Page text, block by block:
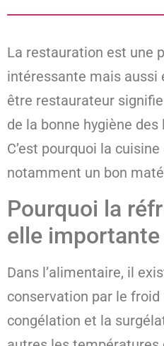
La restauration est une
intéressante mais aussi
être restaurateur
de la bonne hygiène
C’est pourquoi la
notamment un bon
Pourquoi la
elle importante
Dans l’alimentaire, il
conservation par le
congélation et la